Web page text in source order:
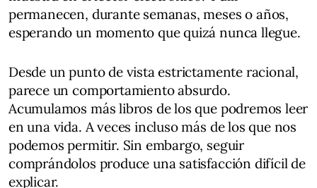
permanecen, durante semanas, meses o años,
esperando un momento que quizá nunca llegue.
Desde un punto de vista estrictamente racional,
parece un comportamiento absurdo.
Acumulamos más libros de los que podremos leer
en una vida. A veces incluso más de los que nos
podemos permitir. Sin embargo, seguir
comprándolos produce una satisfacción difícil de
explicar.